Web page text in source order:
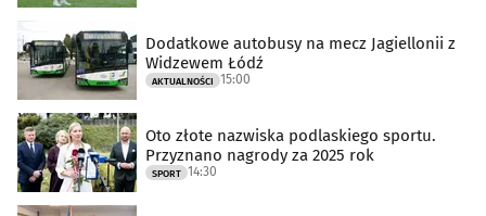
Dodatkowe autobusy na mecz Jagiellonii z
Widzewem Łódź
AKTUALNOŚCI 15:00
Oto złote nazwiska podlaskiego sportu.
Przyznano nagrody za 2025 rok
SPORT 14:30